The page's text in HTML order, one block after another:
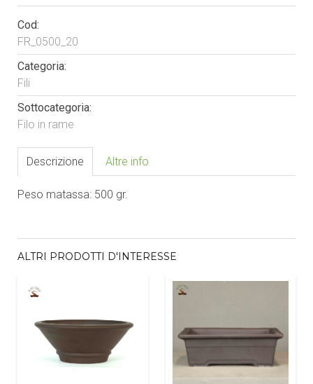
Cod:
FR_0500_20
Categoria:
Fili
Sottocategoria:
Filo in rame
Descrizione Altre info
Peso matassa: 500 gr.
ALTRI PRODOTTI D'INTERESSE